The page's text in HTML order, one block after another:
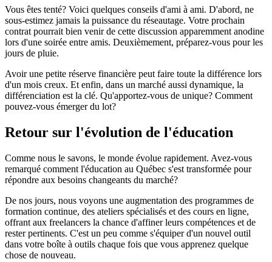
Vous êtes tenté? Voici quelques conseils d'ami à ami. D'abord, ne
sous-estimez jamais la puissance du réseautage. Votre prochain
contrat pourrait bien venir de cette discussion apparemment anodine
lors d'une soirée entre amis. Deuxièmement, préparez-vous pour les
jours de pluie.
Avoir une petite réserve financière peut faire toute la différence lors
d'un mois creux. Et enfin, dans un marché aussi dynamique, la
différenciation est la clé. Qu'apportez-vous de unique? Comment
pouvez-vous émerger du lot?
Retour sur l'évolution de l'éducation
Comme nous le savons, le monde évolue rapidement. Avez-vous
remarqué comment l'éducation au Québec s'est transformée pour
répondre aux besoins changeants du marché?
De nos jours, nous voyons une augmentation des programmes de
formation continue, des ateliers spécialisés et des cours en ligne,
offrant aux freelancers la chance d'affiner leurs compétences et de
rester pertinents. C'est un peu comme s'équiper d'un nouvel outil
dans votre boîte à outils chaque fois que vous apprenez quelque
chose de nouveau.